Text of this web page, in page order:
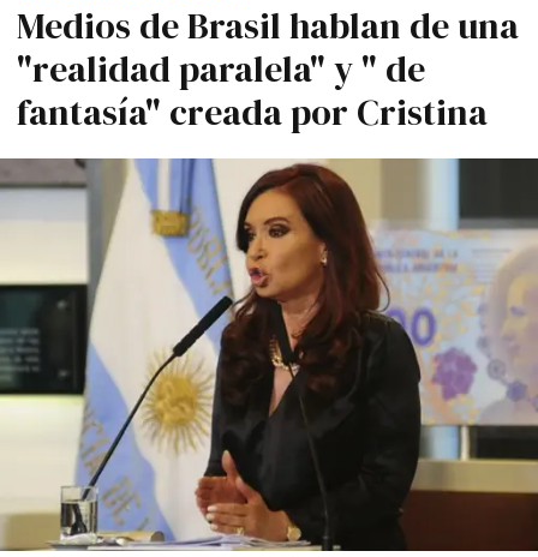
Medios de Brasil hablan de una
"realidad paralela" y " de
fantasí­a" creada por Cristina